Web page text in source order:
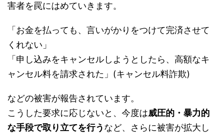
害者を罠にはめていきます。
「お金を払っても、言いがかりをつけて完済させて
くれない」
「申し込みをキャンセルしようとしたら、高額なキ
ャンセル料を請求された」(キャンセル料詐欺)
などの被害が報告されています。
こうした要求に応じないと、今度は威圧的・暴力的
な手段で取り立てを行う など、さらに被害が拡大し